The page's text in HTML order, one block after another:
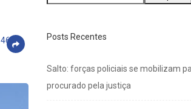
463
Posts Recentes
Salto: forças policiais se mobilizam
procurado pela justiça